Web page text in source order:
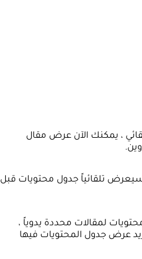
، يمكنك الآن عرض مقال
تلقائياً جدول محتويات قبل
لمقالات محددة يدوياً ،
عرض جدول المحتويات فيها